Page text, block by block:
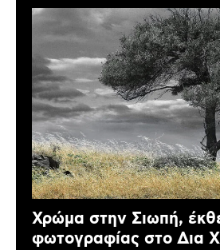
Χρώμα στην Σιωπή,
φωτογραφίας στο Δια